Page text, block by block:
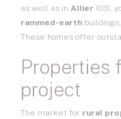
as well as in Allier (03),
rammed-earth
These homes offer
Properties
project
The market for rural